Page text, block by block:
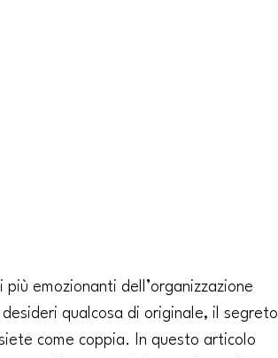
emozionanti dell’organizzazione
qualcosa di originale, il segreto
come coppia. In questo articolo